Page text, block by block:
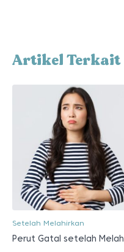
Artikel Terkait
Setelah Melahirkan
Perut Gatal setelah